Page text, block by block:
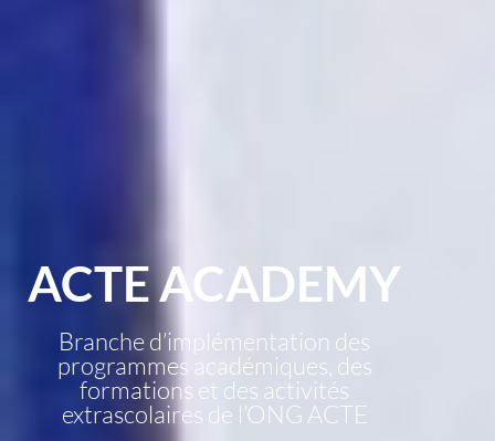
ACTE ACADEMY
Branche d’implémentation des
programmes académiques, des
formations et des activités
extrascolaires de l’ONG ACTE